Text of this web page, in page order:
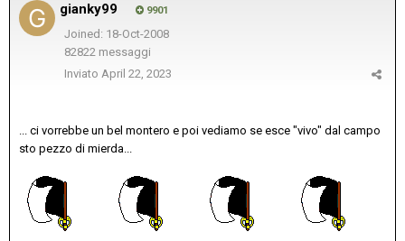
gianky99 9901
Joined: 18-Oct-2008
82822 messaggi
Inviato April 22, 2023
... ci vorrebbe un bel montero e poi vediamo se esce "vivo" dal campo
sto pezzo di mierda...